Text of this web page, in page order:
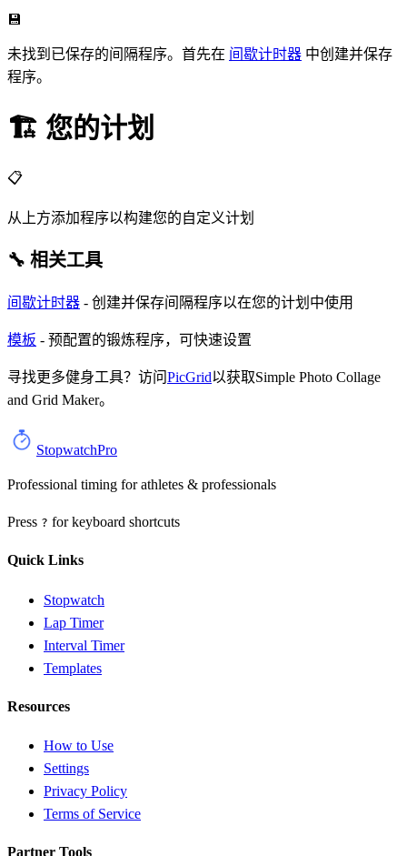
💾
未找到已保存的间隔程序。首先在 间歇计时器 中创建并保存
程序。
🏗️ 您的计划
📋
从上方添加程序以构建您的自定义计划
🔧 相关工具
间歇计时器 - 创建并保存间隔程序以在您的计划中使用
模板 - 预配置的锻炼程序，可快速设置
寻找更多健身工具？访问PicGrid以获取Simple Photo Collage
and Grid Maker。
StopwatchPro
Professional timing for athletes & professionals
Press ? for keyboard shortcuts
Quick Links
Stopwatch
Lap Timer
Interval Timer
Templates
Resources
How to Use
Settings
Privacy Policy
Terms of Service
Partner Tools